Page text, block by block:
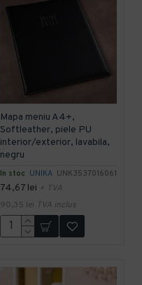
In stoc UNIKA UNK3537016061
Mapa meniu A4+,
Softleather, piele PU
interior/exterior, lavabila,
negru
74,67 lei + TVA
90,35 lei TVA inclus